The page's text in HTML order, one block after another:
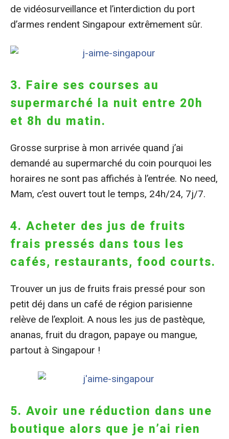
de vidéosurveillance et l’interdiction du port
d’armes rendent Singapour extrêmement sûr.
3. Faire ses courses au
supermarché la nuit entre 20h
et 8h du matin.
Grosse surprise à mon arrivée quand j’ai
demandé au supermarché du coin pourquoi les
horaires ne sont pas affichés à l’entrée. No need,
Mam, c’est ouvert tout le temps, 24h/24, 7j/7.
4. Acheter des jus de fruits
frais pressés dans tous les
cafés, restaurants, food courts.
Trouver un jus de fruits frais pressé pour son
petit déj dans un café de région parisienne
relève de l’exploit. A nous les jus de pastèque,
ananas, fruit du dragon, papaye ou mangue,
partout à Singapour !
5. Avoir une réduction dans une
boutique alors que je n’ai rien